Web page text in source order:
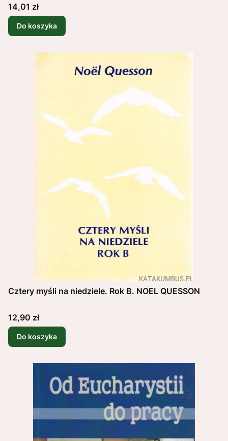
Cena
14,01 zł
Do koszyka
Cztery myśli na niedziele. Rok B. NOEL QUESSON
Cena
12,90 zł
Do koszyka